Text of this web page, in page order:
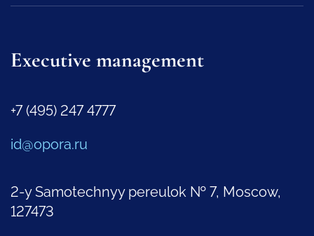
Executive management
+7 (495) 247 4777
id@opora.ru
2-y Samotechnyy pereulok № 7, Moscow,
127473